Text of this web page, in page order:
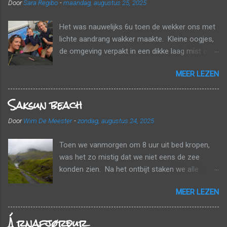
DoorSara Regibo -maandag, augustus 25, 2025
Het was nauwelijks 6u toen de wekker ons met
lichte aandrang wakker maakte. Kleine oogjes,
de omgeving verpakt in een dikke laag mist en
echt ontbijt was het nog te vroeg, maar we
kregen wel elk nog een papieren zak mee met
een banaan, een croissant en een fruitsapje.
Tussen de wolken en de mist probeerden we
onderweg nog zo veel mogelijk van het
tankbeurt, de huurauto inleveren en dan gaan
aanschuiven. De luchthaven bestaat uit één
enkele terminal en er was één rij om aan te
verlost, gingen we nog magneten en een
breiboek kopen en daarna geraakten we redelijk
vlot door de veiligheidscontrole. Het zicht was
MEER LEZEN
Saksun beach
DoorWim De Meester -zondag, augustus 24, 2025
Toen we vanmorgen om 8 uur uit bed kropen,
was het zo mistig dat we niet eens de zee
konden zien. Na het ontbijt staken we alle
vlucht van morgen en deden we nog de laatste
afwas. We vertrokken richting Saksun en toen
we uitstapten was het gelukkig droog. We
MEER LEZEN